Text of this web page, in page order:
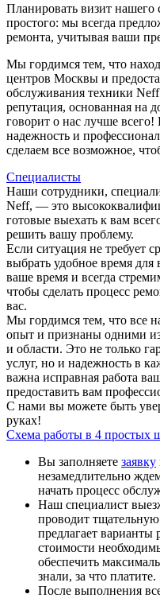
Планировать визит нашего
простого: мы всегда
ремонта, учитывая ваши
Мы гордимся тем, что
центров Москвы и
обслуживания техники
репутация, основанная на
говорит о нас лучше
надежность и
сделаем все возможное,
Специалисты
Наши сотрудники,
Neff, — это
готовые выехать к вам
решить вашу проблему.
Если ситуация не требует
выбрать удобное время
ваше время и всегда
чтобы сделать процесс
вас.
Мы гордимся тем, что все
опыт и признаны одними
и области. Это не только
услуг, но и надежность в
важна исправная работа
предоставить вам
С нами вы можете быть
руках!
Схема работы в 4 простых
Вы заполняете заявку
незамедлительно
начать процесс
Наш специалист
проводит
предлагает
стоимости
обеспечить
знали, за что платите.
После выполнения